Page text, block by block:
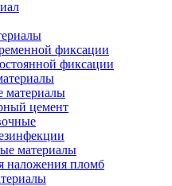
фиксации
фиксации
материалы
цемент
материалы
наложения пломб